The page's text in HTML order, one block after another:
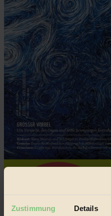
Zustimmung Details